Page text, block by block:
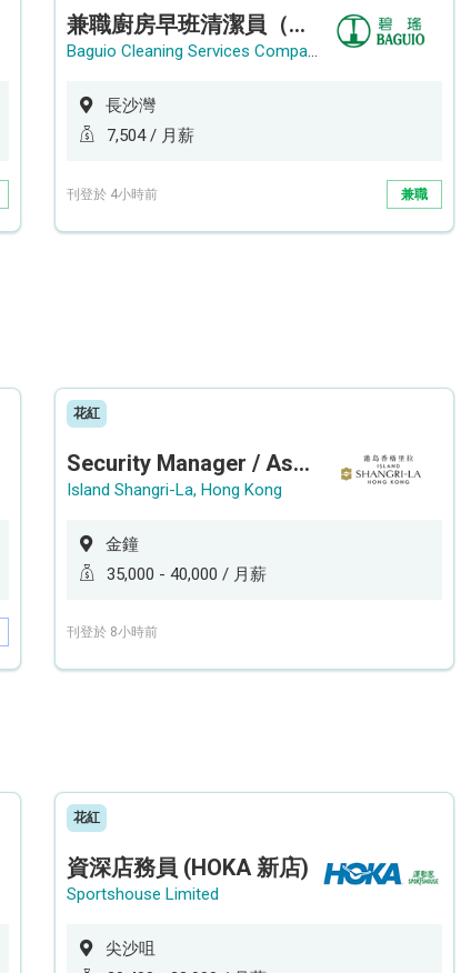
兼職廚房早班清潔員（長沙灣）
Baguio Cleaning Services Company Limited
長沙灣
7,504 / 月薪
刊登於 4小時前 兼職
花紅
Security Manager / Assistant Security Manager
Island Shangri-La, Hong Kong
金鐘
35,000 - 40,000 / 月薪
刊登於 8小時前
花紅
資深店務員 (HOKA 新店)
Sportshouse Limited
尖沙咀